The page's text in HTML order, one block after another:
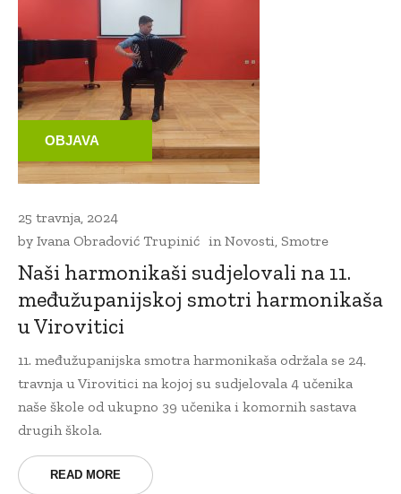
OBJAVA
25 travnja, 2024
by Ivana Obradović Trupinić in Novosti Smotre
Naši harmonikaši sudjelovali na 11.
međužupanijskoj smotri harmonikaša
u Virovitici
11. međužupanijska smotra harmonikaša održala se 24.
travnja u Virovitici na kojoj su sudjelovala 4 učenika
naše škole od ukupno 39 učenika i komornih sastava
drugih škola.
READ MORE